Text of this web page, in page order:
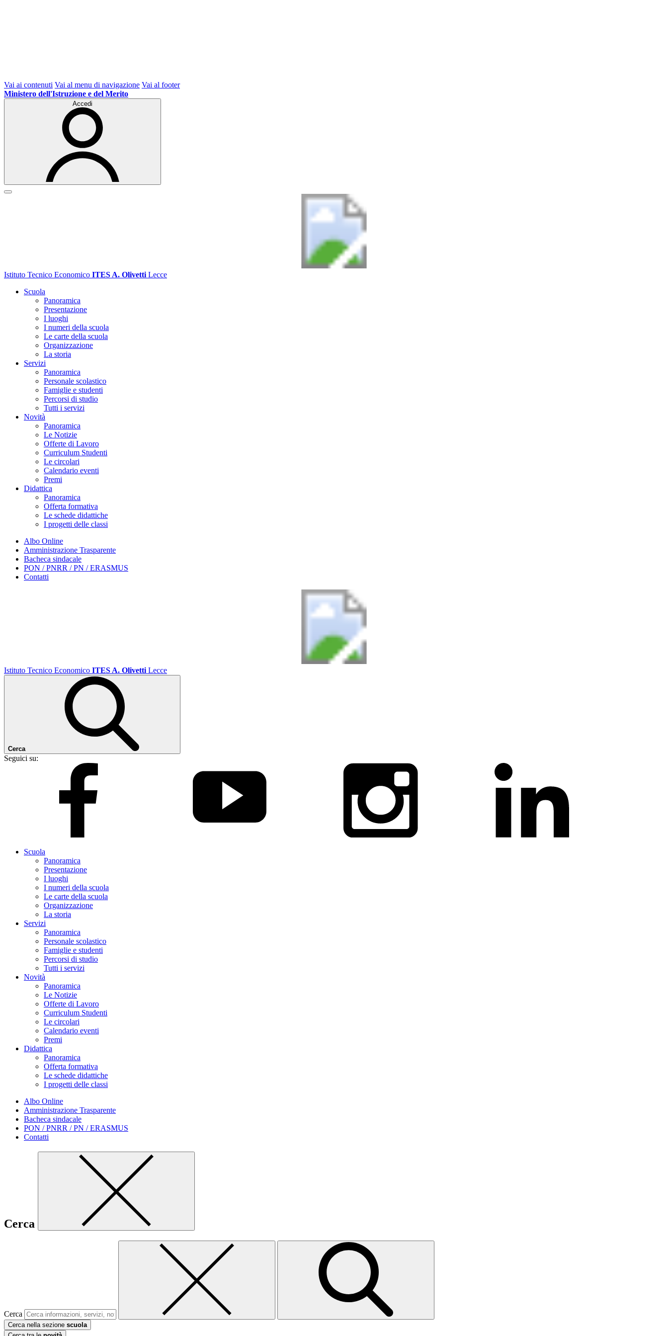
Vai ai contenuti Vai al menu di navigazione Vai al footer
Ministero dell'Istruzione e del Merito
Accedi
Istituto Tecnico Economico ITES A. Olivetti Lecce
Scuola
Panoramica
Presentazione
I luoghi
I numeri della scuola
Le carte della scuola
Organizzazione
La storia
Servizi
Panoramica
Personale scolastico
Famiglie e studenti
Percorsi di studio
Tutti i servizi
Novità
Panoramica
Le Notizie
Offerte di Lavoro
Curriculum Studenti
Le circolari
Calendario eventi
Premi
Didattica
Panoramica
Offerta formativa
Le schede didattiche
I progetti delle classi
Albo Online
Amministrazione Trasparente
Bacheca sindacale
PON / PNRR / PN / ERASMUS
Contatti
Istituto Tecnico Economico ITES A. Olivetti Lecce
Cerca
Seguici su:
Scuola
Panoramica
Presentazione
I luoghi
I numeri della scuola
Le carte della scuola
Organizzazione
La storia
Servizi
Panoramica
Personale scolastico
Famiglie e studenti
Percorsi di studio
Tutti i servizi
Novità
Panoramica
Le Notizie
Offerte di Lavoro
Curriculum Studenti
Le circolari
Calendario eventi
Premi
Didattica
Panoramica
Offerta formativa
Le schede didattiche
I progetti delle classi
Albo Online
Amministrazione Trasparente
Bacheca sindacale
PON / PNRR / PN / ERASMUS
Contatti
Cerca
Cerca
Cerca nella sezione scuola